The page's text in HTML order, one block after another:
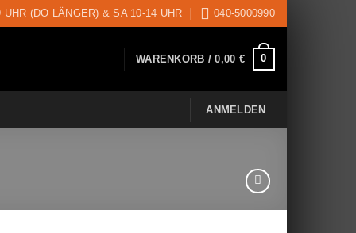
UHR (DO LÄNGER) & SA 10-14 UHR 040-5000990
WARENKORB /0,00 € 0
ANMELDEN